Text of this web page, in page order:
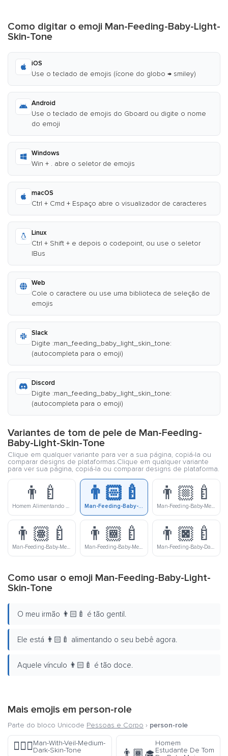
Como digitar o emoji Man-Feeding-Baby-Light-
Skin-Tone
iOS
Use o teclado de emojis (ícone do globo → smiley)
Android
Use o teclado de emojis do Gboard ou digite o nome
do emoji
Windows
Win + . abre o seletor de emojis
macOS
Ctrl + Cmd + Espaço abre o visualizador de caracteres
Linux
Ctrl + Shift + e depois o codepoint, ou use o seletor
IBus
Web
Cole o caractere ou use uma biblioteca de seleção de
emojis
Slack
Digite :man_feeding_baby_light_skin_tone:
(autocompleta para o emoji)
Discord
Digite :man_feeding_baby_light_skin_tone:
(autocompleta para o emoji)
Variantes de tom de pele de Man-Feeding-
Baby-Light-Skin-Tone
Clique em qualquer variante para ver a sua página, copiá-la ou
comparar designs de plataformas.Clique em qualquer variante
para ver sua página, copiá-la ou comparar designs de plataforma.
👨‍🍼
Homem Alimentando Bebê
👨🏻‍🍼
Man-Feeding-Baby-Light-Skin-Tone
👨🏼‍🍼
Man-Feeding-Baby-Medium-Light-Skin-Tone
👨🏽‍🍼
Man-Feeding-Baby-Medium-Skin-Tone
👨🏾‍🍼
Man-Feeding-Baby-Medium-Dark-Skin-Tone
👨🏿‍🍼
Man-Feeding-Baby-Dark-Skin-Tone
Como usar o emoji Man-Feeding-Baby-Light-
Skin-Tone
O meu irmão 👨🏻‍🍼 é tão gentil.
Ele está 👨🏻‍🍼 alimentando o seu bebê agora.
Aquele vínculo 👨🏻‍🍼 é tão doce.
Mais emojis em person-role
Parte do bloco Unicode Pessoas e Corpo › person-role
👰🏾‍♂️Man-With-Veil-Medium-
Dark-Skin-Tone
Homem
Estudante De Tom